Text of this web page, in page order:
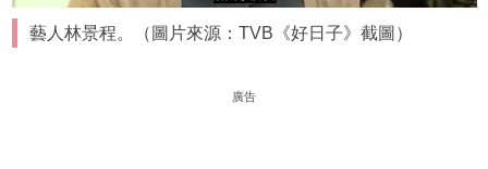
藝人林景程。（圖片來源：TVB《好日子》截圖）
廣告